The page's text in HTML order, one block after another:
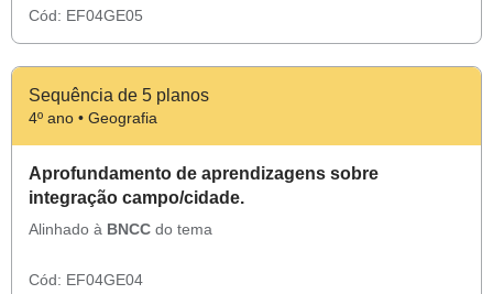
Cód: EF04GE05
Sequência de 5 planos
4º ano • Geografia
Aprofundamento de aprendizagens sobre
integração campo/cidade.
Alinhado à BNCC do tema
Cód: EF04GE04